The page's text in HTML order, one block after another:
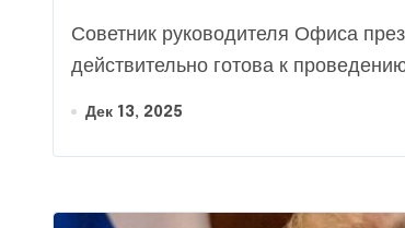
Советник руководителя Офиса президента Михаил Подоляк заявил о том, что Украина
действительно готова к
Дек 13, 2025